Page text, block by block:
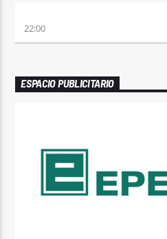
22:00
ESPACIO PUBLICITARIO